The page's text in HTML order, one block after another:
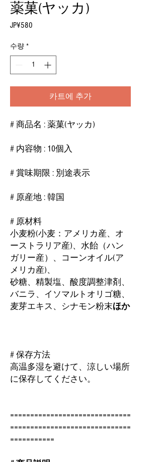
薬菓(ヤッカ)
JP¥580
수량 *
카트에 추가
# 商品名 : 薬菓(ヤッカ)
# 内容物 : 10個入
# 賞味期限 : 別途表示
# 原産地 : 韓国
# 原材料
小麦粉(小麦：アメリカ産、オ
ーストラリア産)、水飴（ハン
ガリー産）、コーンオイル(ア
メリカ産)、
砂糖、精製塩、酸度調整津剤、
バニラ、イソマルトオリゴ糖、
麦芽エキス、シナモン粉末ほか
# 保存方法
高温多湿を避けて、涼しい場所
に保存してください。
==============================
==============================
===========